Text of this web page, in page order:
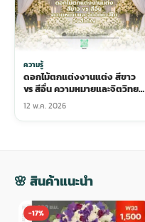
ความรู้
ดอกไม้ตกแต่งงานแต่ง สีขาว
vs สีอื่น ความหมายและจิตวิทยา
สีในวันสำคัญ
12 พ.ค. 2026
🌸 สินค้าแนะนำ
-17%